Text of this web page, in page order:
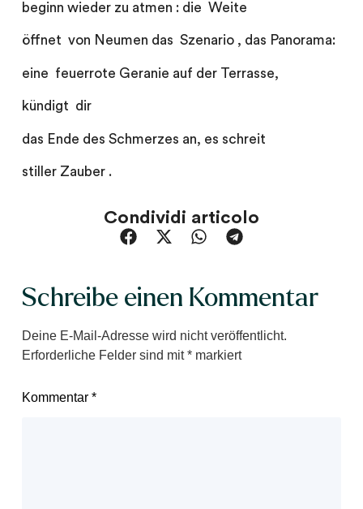
beginn wieder zu atmen : die Weite
öffnet von Neumen das Szenario , das Panorama:
eine feuerrote Geranie auf der Terrasse,
kündigt dir
das Ende des Schmerzes an, es schreit
stiller Zauber .
Condividi articolo
Schreibe einen Kommentar
Deine E-Mail-Adresse wird nicht veröffentlicht.
Erforderliche Felder sind mit*markiert
Kommentar *